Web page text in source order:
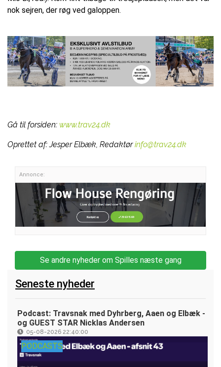
nok sejren, der røg ved galoppen.
Gå til forsiden: www.trav24.dk
Oprettet af:Jesper Elbæk, Redaktør info@trav24.dk
Annonce:
Se andre nyheder om Spilles næste gang
Seneste nyheder
Podcast: Travsnak med Dyhrberg, Aaen og Elbæk -
og GUEST STAR Nicklas Andersen
05-08-2026 22:40:00
PODCASTS